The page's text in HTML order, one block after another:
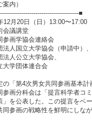
内）
■
月20日（日）13:00〜17:00
議講堂
画学協会連絡会
人国立大学協会（申請中）、
立大学協会、
体連合会
第4次男女共同参画基本計
画分科会は「提言科学者コ
を公表した。この提言をベ
参画の戦略性を鮮明にしな